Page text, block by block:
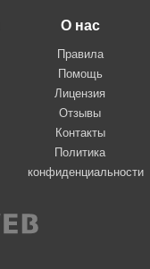
О нас
Правила
Помощь
Лицензия
Отзывы
Контакты
Политика
конфиденциальности